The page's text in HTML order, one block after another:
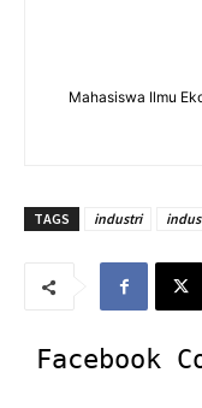
Mahasiswa Ilmu
TAGS industri
Facebook